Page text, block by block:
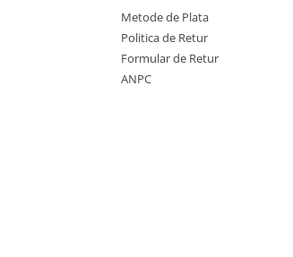
Metode de Plata
Politica de Retur
Formular de Retur
ANPC